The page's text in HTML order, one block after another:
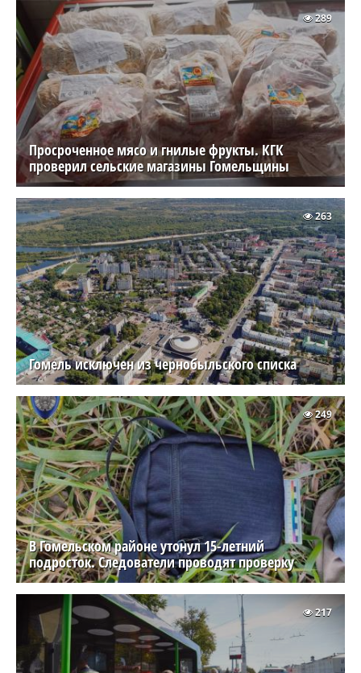
Просроченное мясо и гнилые фрукты. КГК
проверил сельские магазины Гомельщины
289
Гомель исключен из чернобыльского списка
263
В Гомельском районе утонул 15-летний
подросток. Следователи проводят проверку
249
217